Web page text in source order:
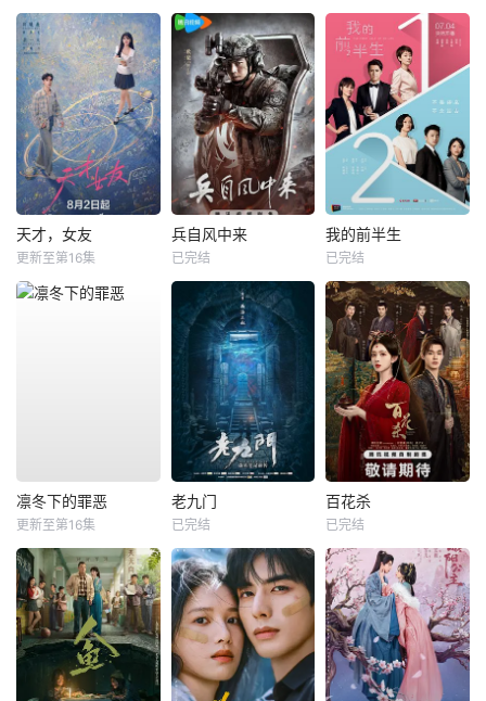
天才，女友
更新至第16集
兵自风中来
已完结
我的前半生
已完结
凛冬下的罪恶
更新至第16集
老九门
已完结
百花杀
已完结